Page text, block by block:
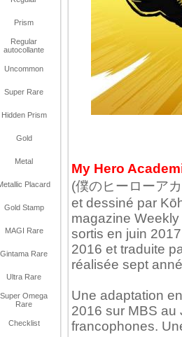
Prism
Regular
autocollante
Uncommon
Super Rare
Hidden Prism
Gold
Metal
Placard
Gold Stamp
MAGI Rare
Gintama Rare
Ultra Rare
Super Omega
Rare
Checklist
My Hero
(僕のヒーローア
et dessiné par
magazine
sortis en juin
2016 et traduite
réalisée sept
Une adaptation
2016 sur MBS au
francophones.